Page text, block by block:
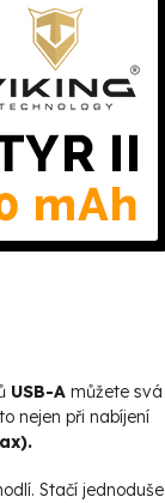
USB-A můžete svá
nejen při nabíjení
Stačí jednoduše